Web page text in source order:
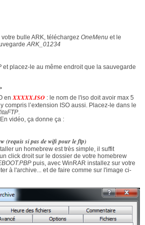
bulle ARK, téléchargez OneMenu et le
ARK_01234
et placez-le au même endroit que la sauvegarde
enXXXXX.ISO : le nom de l'iso doit avoir max 5
compris l’extension ISO aussi. Placez-le dans le
.
En vidéo, ça donne ça :
(requis si pas de wifi pour le ftp)
un homebrew est très simple, il suffit
click droit sur le dossier de votre homebrew
puis, avec WinRAR installez sur votre
à l'archive... et de faire comme sur l'image ci-